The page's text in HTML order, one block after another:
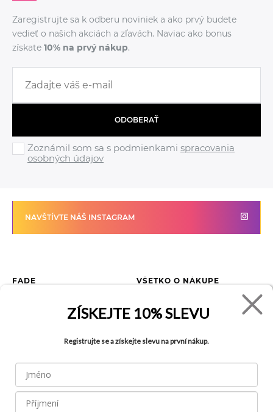
Zaregistrujte sa k odberu noviniek a ako prvý budete
vedieť o našich akciách a zľavách. Naviac ako bonus
získate 10% na prvý nákup.
ODOBERAŤ
Zoznámil som sa s podmienkami spracovania
osobných údajov
NAVŠTÍVTE NÁŠ INSTAGRAM
FADE
Blog
VŠETKO O NÁKUPE
Ako reklamovať tovar
Tabuľka veľkostí
ZÍSKEJTE 10% SLEVU
Registrujte se a získejte slevu na první nákup.